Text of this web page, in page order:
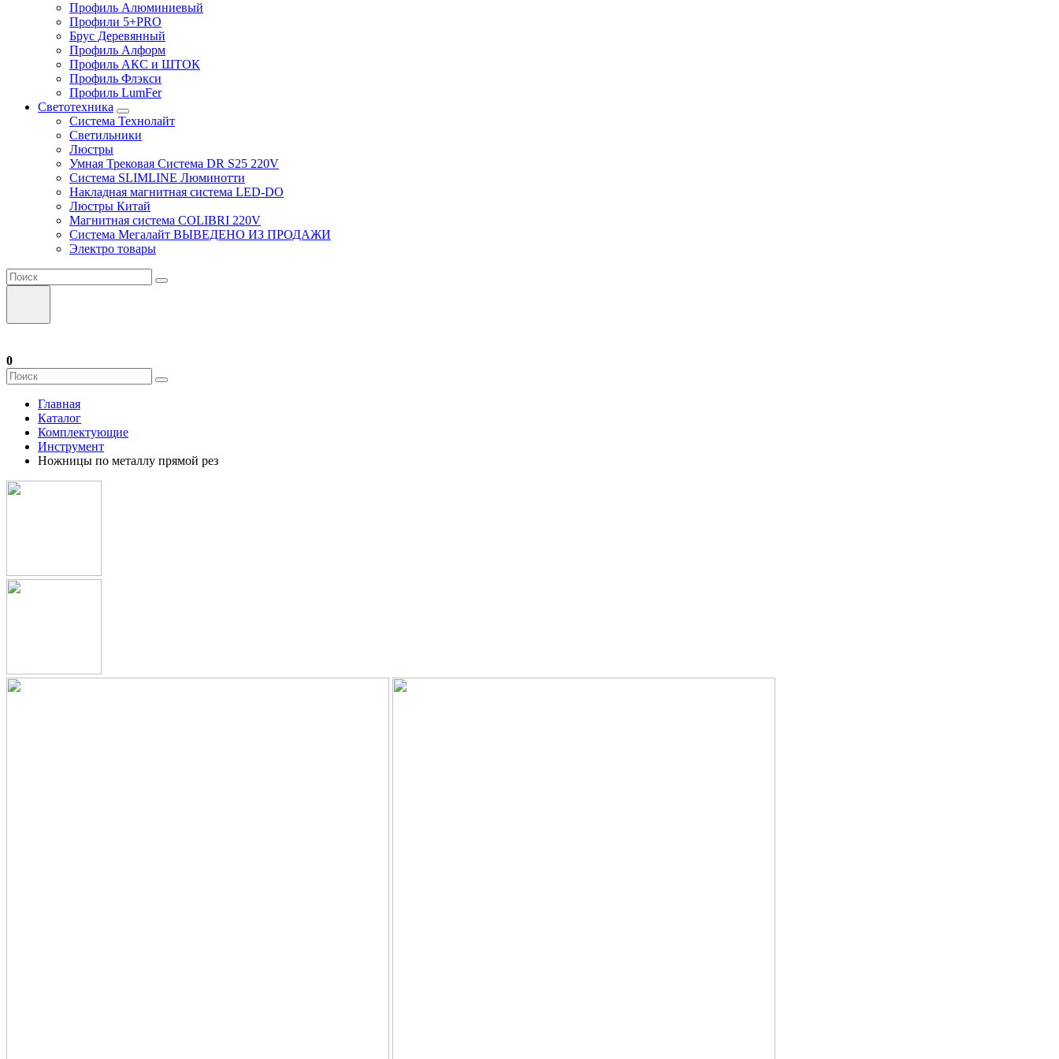
Профиль Алюминиевый
Профили 5+PRO
Брус Деревянный
Профиль Алформ
Профиль АКС и ШТОК
Профиль Флэкси
Профиль LumFer
Светотехника
Система Технолайт
Светильники
Люстры
Умная Трековая Система DR S25 220V
Система SLIMLINE Люминотти
Накладная магнитная система LED-DO
Люстры Китай
Магнитная система COLIBRI 220V
Система Мегалайт ВЫВЕДЕНО ИЗ ПРОДАЖИ
Электро товары
0
Главная
Каталог
Комплектующие
Инструмент
Ножницы по металлу прямой рез